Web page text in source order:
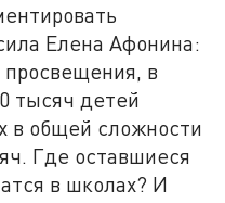
Елена Афонина:
в
тысяч детей
в общей сложности
Где оставшиеся
в школах? И